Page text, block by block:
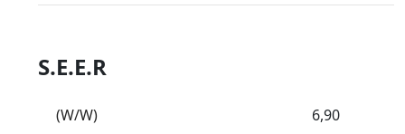
S.E.E.R
(W/W) 6,90